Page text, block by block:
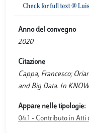
Anno del convegno
2020
Citazione
Cappa, Francesco;
and Big Data. In
Appare nelle tipologie:
04.1 - Contributo in Atti